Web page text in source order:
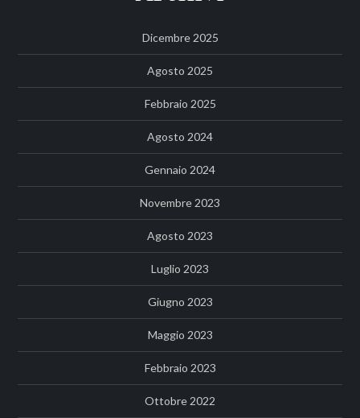
Dicembre 2025
Agosto 2025
Febbraio 2025
Agosto 2024
Gennaio 2024
Novembre 2023
Agosto 2023
Luglio 2023
Giugno 2023
Maggio 2023
Febbraio 2023
Ottobre 2022